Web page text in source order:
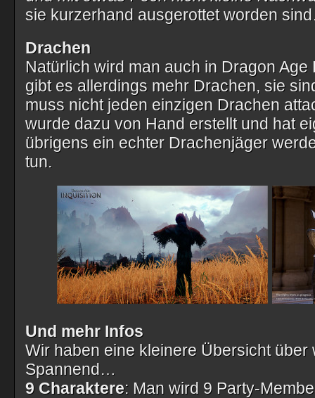
sie kurzerhand ausgerottet worden
Drachen
Natürlich wird man auch in Dragon
gibt es allerdings mehr Drachen, sie
muss nicht jeden einzigen Drachen
wurde dazu von Hand erstellt und hat
übrigens ein echter Drachenjäger
tun.
Und mehr Infos
Wir haben eine kleinere Übersicht über
Spannend…
9 Charaktere: Man wird 9 Party-